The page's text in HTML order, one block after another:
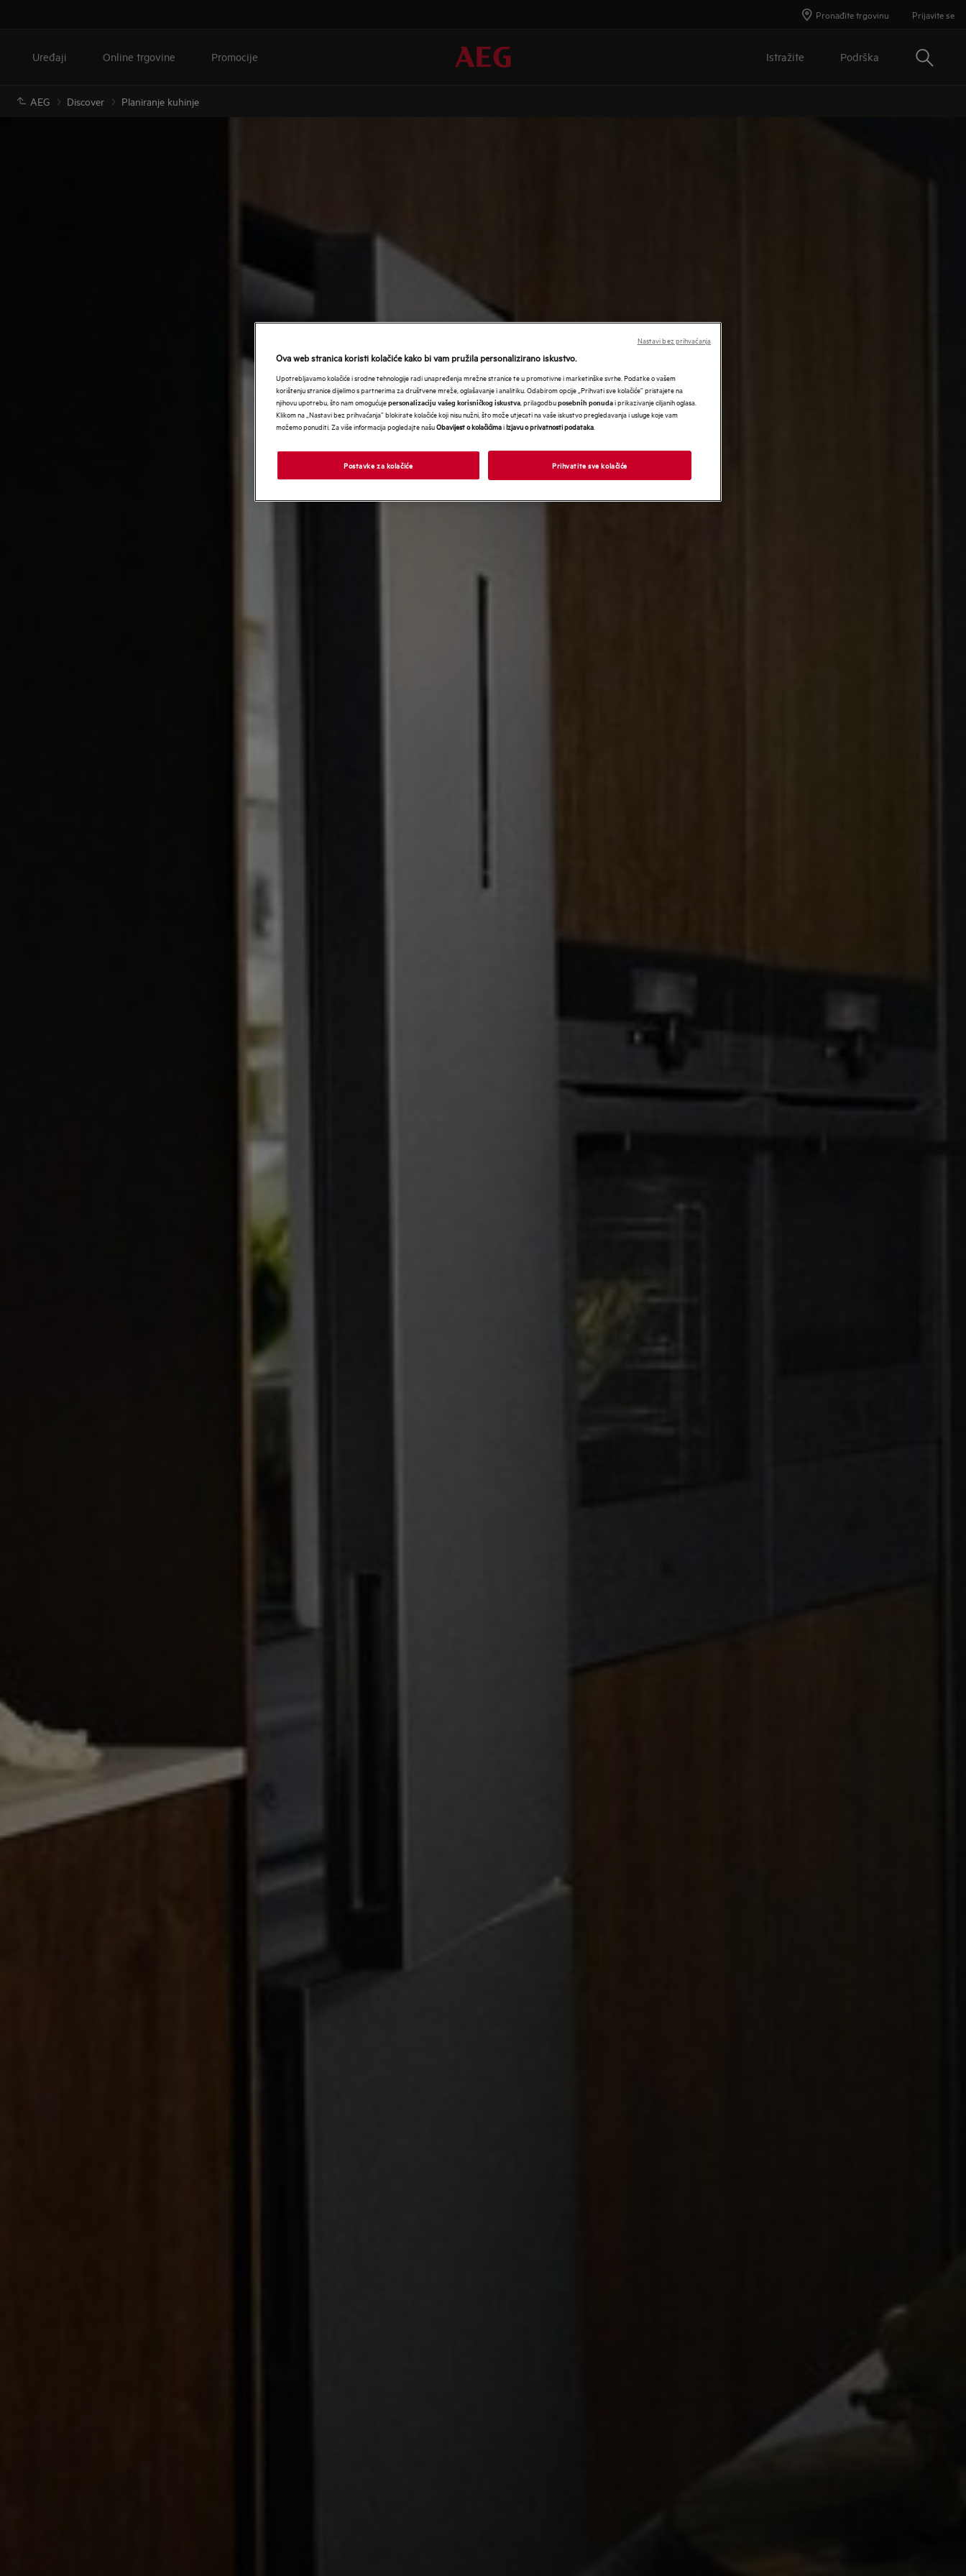
Pronađite trgovinu Prijavite se
Uređaji Online trgovine Promocije Istražite Podrška Traži
AEG Discover Planiranje kuhinje
Ova web stranica koristi kolačiće kako bi vam pružila personalizirano iskustvo.
Upotrebljavamo kolačiće i srodne tehnologije radi unapređenja mrežne stranice te u promotivne i marketinške svrhe. Podatke o vašem
korištenju stranice dijelimo s partnerima za društvene mreže, oglašavanje i analitiku. Odabirom opcije „Prihvati sve kolačiće” pristajete na
njihovu upotrebu, što nam omogućujepersonalizaciju vašeg korisničkog iskustva , prilagodbuposebnih ponudai prikazivanje ciljanih oglasa.
Klikom na „Nastavi bez prihvaćanja” blokirate kolačiće koji nisu nužni, što može utjecati na vaše iskustvo pregledavanja i usluge koje vam
možemo ponuditi. Za više informacija pogledajte našuObavijest o kolačićimaiIzjavu o privatnosti podataka
Postavke za kolačiće Prihvatite sve kolačiće
Nastavi bez prihvaćanja